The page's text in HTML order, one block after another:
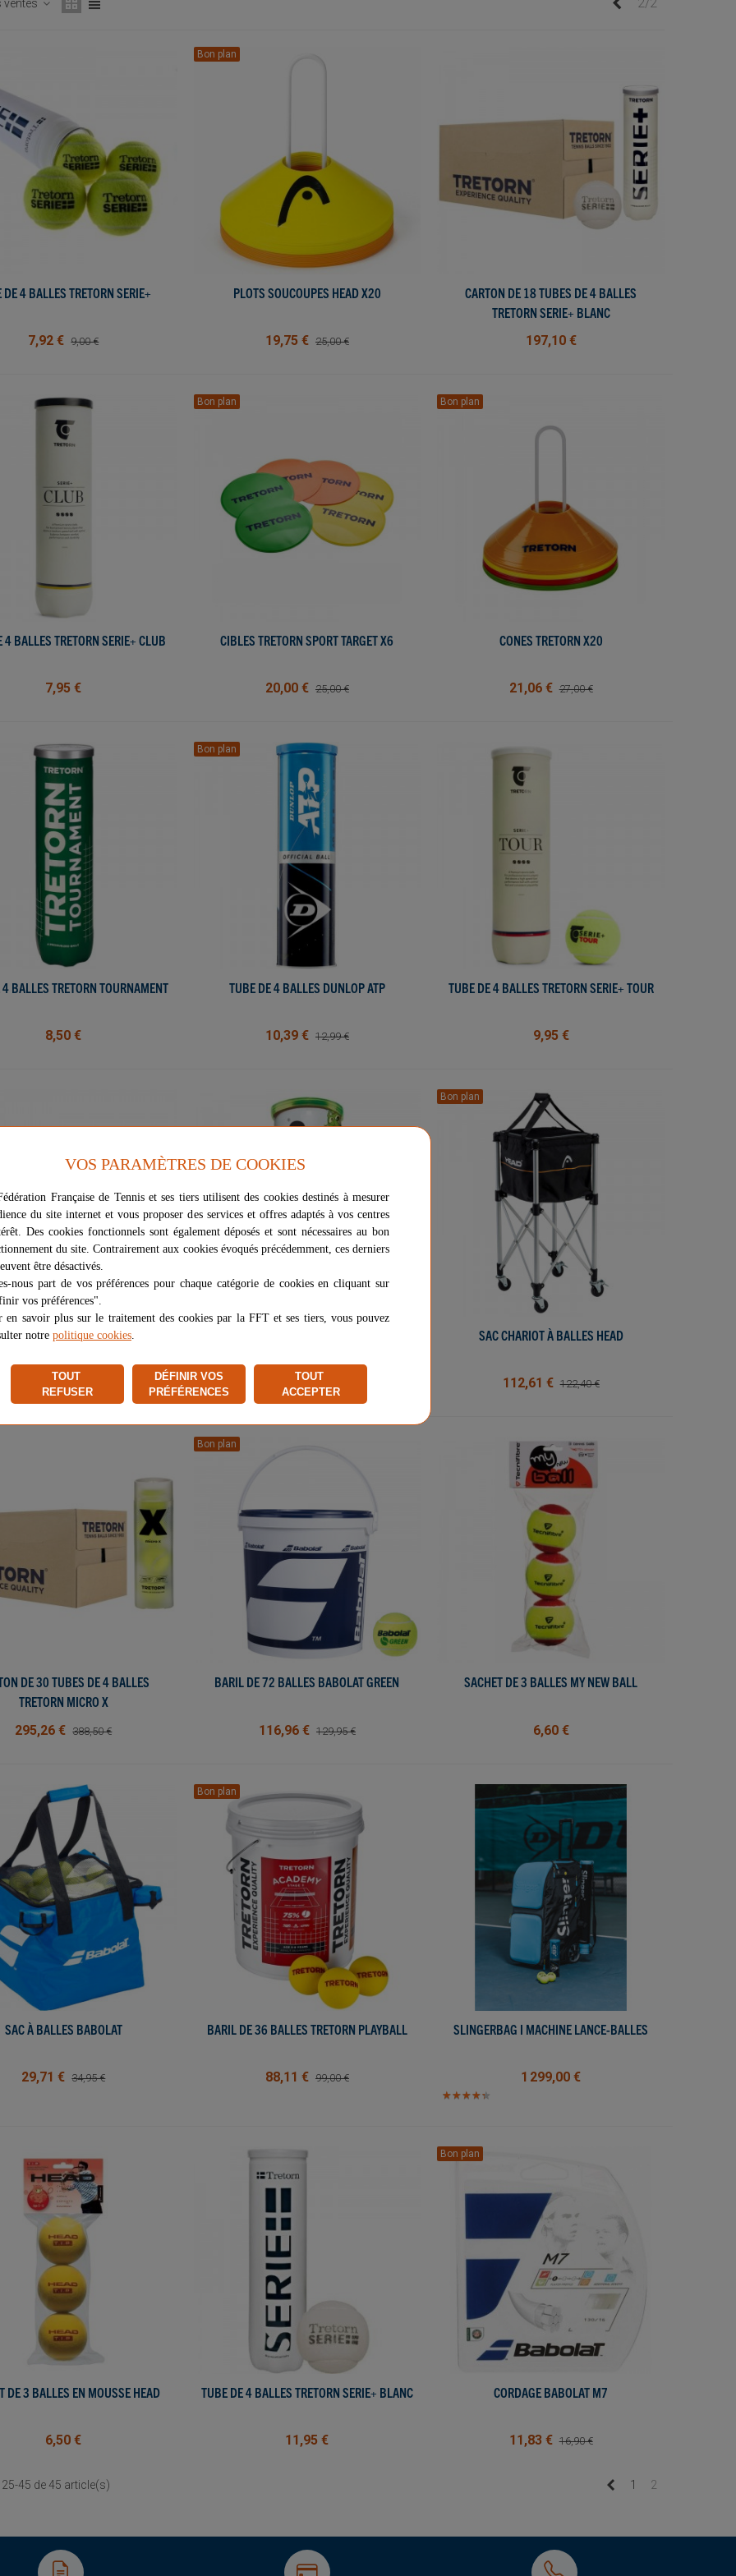
ventes 2/2
AJOUTER AU PANIER
DE 4 BALLES TRETORN SERIE+
7,92 € 9,00 €
Bon plan
AJOUTER AU PANIER
PLOTS SOUCOUPES HEAD X20
19,75 € 25,00 €
AJOUTER AU PANIER
CARTON DE 18 TUBES DE 4 BALLES
TRETORN SERIE+ BLANC
197,10 €
AJOUTER AU PANIER
4 BALLES TRETORN SERIE+ CLUB
7,95 €
Bon plan
AJOUTER AU PANIER
CIBLES TRETORN SPORT TARGET X6
20,00 € 25,00 €
Bon plan
AJOUTER AU PANIER
CONES TRETORN X20
21,06 € 27,00 €
AJOUTER AU PANIER
BALLES TRETORN TOURNAMENT
8,50 €
Bon plan
AJOUTER AU PANIER
TUBE DE 4 BALLES DUNLOP ATP
10,39 € 12,99 €
AJOUTER AU PANIER
TUBE DE 4 BALLES TRETORN SERIE+ TOUR
9,95 €
AFFICHER PLUS
DE MARQUAGE HEAD X16
32,20 € 35,00 € 5,20 €
Bon plan
AFFICHER PLUS
SAC CHARIOT À BALLES HEAD
112,61 € 122,40 €
AFFICHER PLUS
DE 30 TUBES DE 4 BALLES
TRETORN MICRO X
295,26 € 388,50 €
Bon plan
AFFICHER PLUS
BARIL DE 72 BALLES BABOLAT GREEN
116,96 € 129,95 €
AFFICHER PLUS
SACHET DE 3 BALLES MY NEW BALL
6,60 €
AFFICHER PLUS
SAC À BALLES BABOLAT
29,71 € 34,95 €
Bon plan
AFFICHER PLUS
BARIL DE 36 BALLES TRETORN PLAYBALL
88,11 € 99,00 €
AFFICHER PLUS
SLINGERBAG I MACHINE LANCE-BALLES
1 299,00 €
★★★★★
★★★★★
AFFICHER PLUS
DE 3 BALLES EN MOUSSE HEAD
6,50 €
AFFICHER PLUS
TUBE DE 4 BALLES TRETORN SERIE+ BLANC
11,95 €
Bon plan
AFFICHER PLUS
CORDAGE BABOLAT M7
11,83 € 16,90 €
45 de 45 article(s) Précédent
1 2
VOS PARAMÈTRES DE COOKIES
Française de Tennis et ses tiers utilisent des cookies destinés à mesurer
du site internet et vous proposer des services et offres adaptés à vos centres
Des cookies fonctionnels sont également déposés et sont nécessaires au bon
du site. Contrairement aux cookies évoqués précédemment, ces derniers
être désactivés.
nous part de vos préférences pour chaque catégorie de cookies en cliquant sur
vos préférences".
en savoir plus sur le traitement des cookies par la FFT et ses tiers, vous pouvez
notre politique cookies.
TOUT
REFUSER
DÉFINIR VOS
PRÉFÉRENCES
TOUT
ACCEPTER